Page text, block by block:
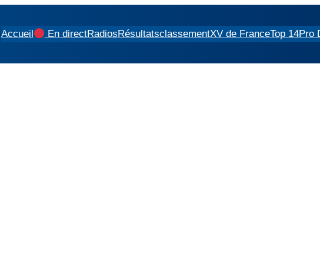
Accueil En directRadiosRésultatsclassementXV de FranceTop 14Pro